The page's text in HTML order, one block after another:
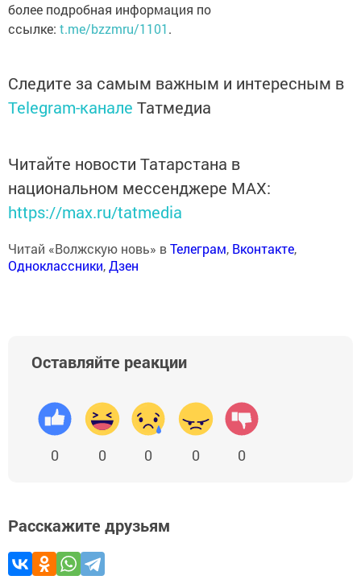
более подробная информация по
ссылке: t.me/bzzmru/1101.
Следите за самым важным и интересным в
Telegram-канале Татмедиа
Читайте новости Татарстана в
национальном мессенджере MАХ:
https://max.ru/tatmedia
Читай «Волжскую новь» вТелеграм, Вконтакте,
Одноклассники,Дзен
Оставляйте реакции
0 0 0 0 0
Расскажите друзьям